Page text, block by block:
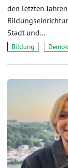
den letzten
Stadt und…
Bildung